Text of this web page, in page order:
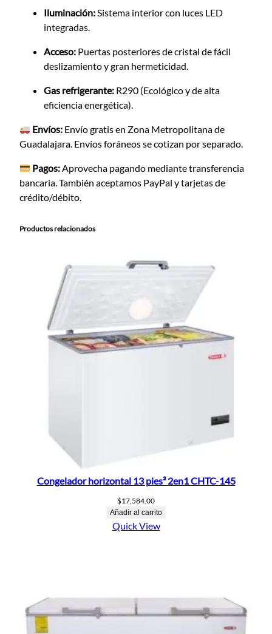
Iluminación:Sistema interior con luces LED
integradas.
Acceso: Puertas posteriores de cristal de fácil
deslizamiento y gran hermeticidad.
Gas refrigerante: R290 (Ecológico y de alta
eficiencia energética).
Envíos: Envío gratis en Zona Metropolitana de
Guadalajara. Envíos foráneos se cotizan por separado.
Pagos:Aprovecha pagando mediante transferencia
bancaria. También aceptamos PayPal y tarjetas de
crédito/débito.
Productos relacionados
Congelador horizontal 13 pies³ 2en1 CHTC-145
$17,584.00
Añadir al carrito
Quick View